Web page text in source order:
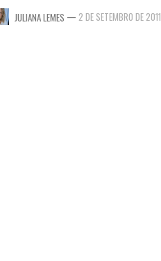
JULIANA LEMES — 2 DE SETEMBRO DE 2011